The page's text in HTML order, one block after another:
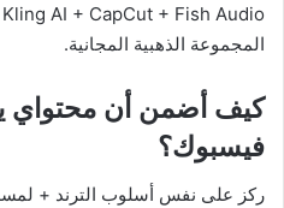
المجموعة الذهبية المجانية.
كيف أضمن أن محتواي
فيسبوك؟
ركز على نفس أسلوب الترند +